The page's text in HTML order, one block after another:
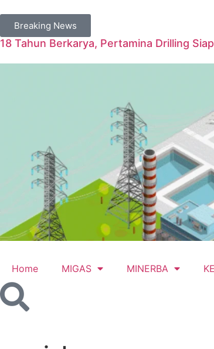
Breaking News
18 Tahun Berkarya, Pertamina Drilling
Home MIGAS MINERBA